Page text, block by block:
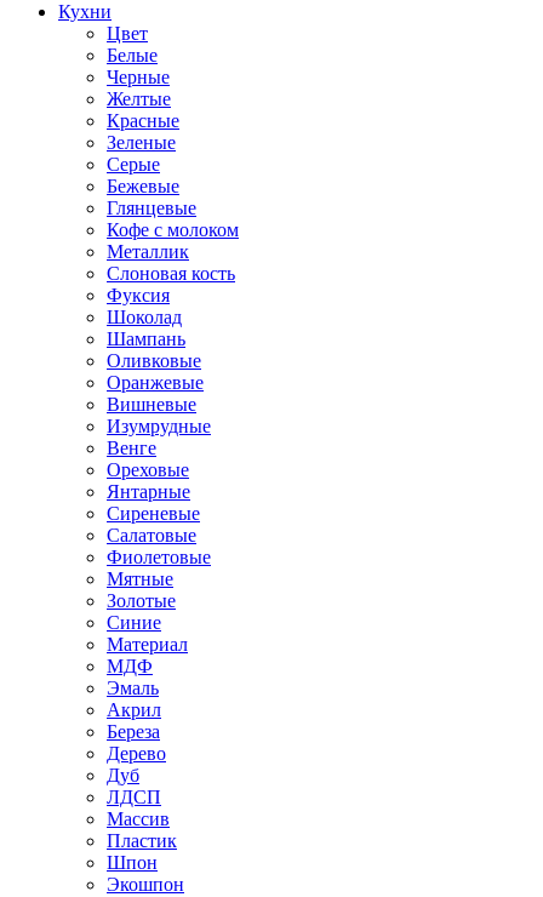
Кухни
Цвет
Белые
Черные
Желтые
Красные
Зеленые
Серые
Бежевые
Глянцевые
Кофе с молоком
Металлик
Слоновая кость
Фуксия
Шоколад
Шампань
Оливковые
Оранжевые
Вишневые
Изумрудные
Венге
Ореховые
Янтарные
Сиреневые
Салатовые
Фиолетовые
Мятные
Золотые
Синие
Материал
МДФ
Эмаль
Акрил
Береза
Дерево
Дуб
ЛДСП
Массив
Пластик
Шпон
Экошпон